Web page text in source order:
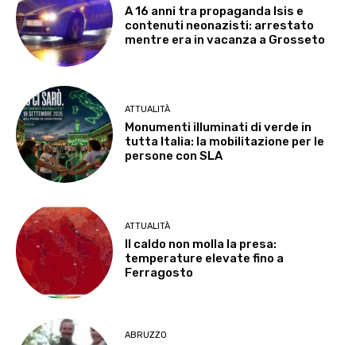
A 16 anni tra propaganda Isis e
contenuti neonazisti: arrestato
mentre era in vacanza a Grosseto
ATTUALITÀ
Monumenti illuminati di verde in
tutta Italia: la mobilitazione per le
persone con SLA
ATTUALITÀ
Il caldo non molla la presa:
temperature elevate fino a
Ferragosto
ABRUZZO